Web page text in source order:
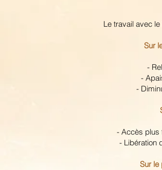
Le travail avec
Sur
-
-
-
- Accès plus
- Libération
Sur le